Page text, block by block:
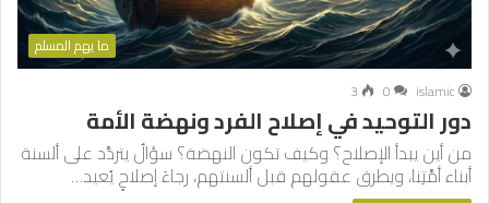
ما يهم المسلم
islamic
0
3
دور التوحيد في إصلاح الفرد ونهضة الأمة
من أين يبدأ الإصلاح؟ وكيف تكون النهضة؟ سؤالٌ يتردَّد على ألسنة
أبناء أمَّتِنا، ويطرق عقولهم قبل ألسنتهم، رجاءَ إصلاحٍ يُعيد…